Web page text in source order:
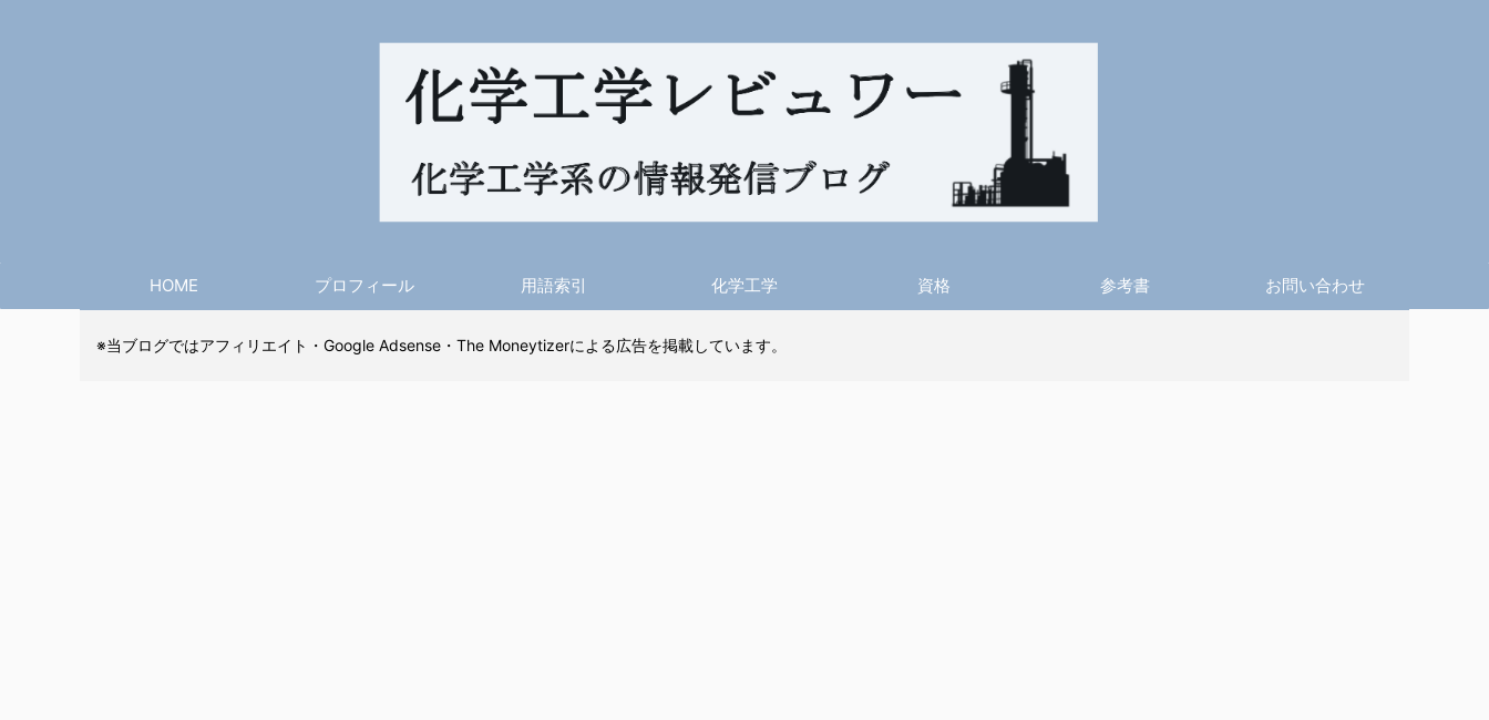
HOME プロフィール 用語索引 化学工学 資格 参考書 お問い合わせ
※当ブログではアフィリエイト・Google Adsense・The Moneytizerによる広告を掲載しています。